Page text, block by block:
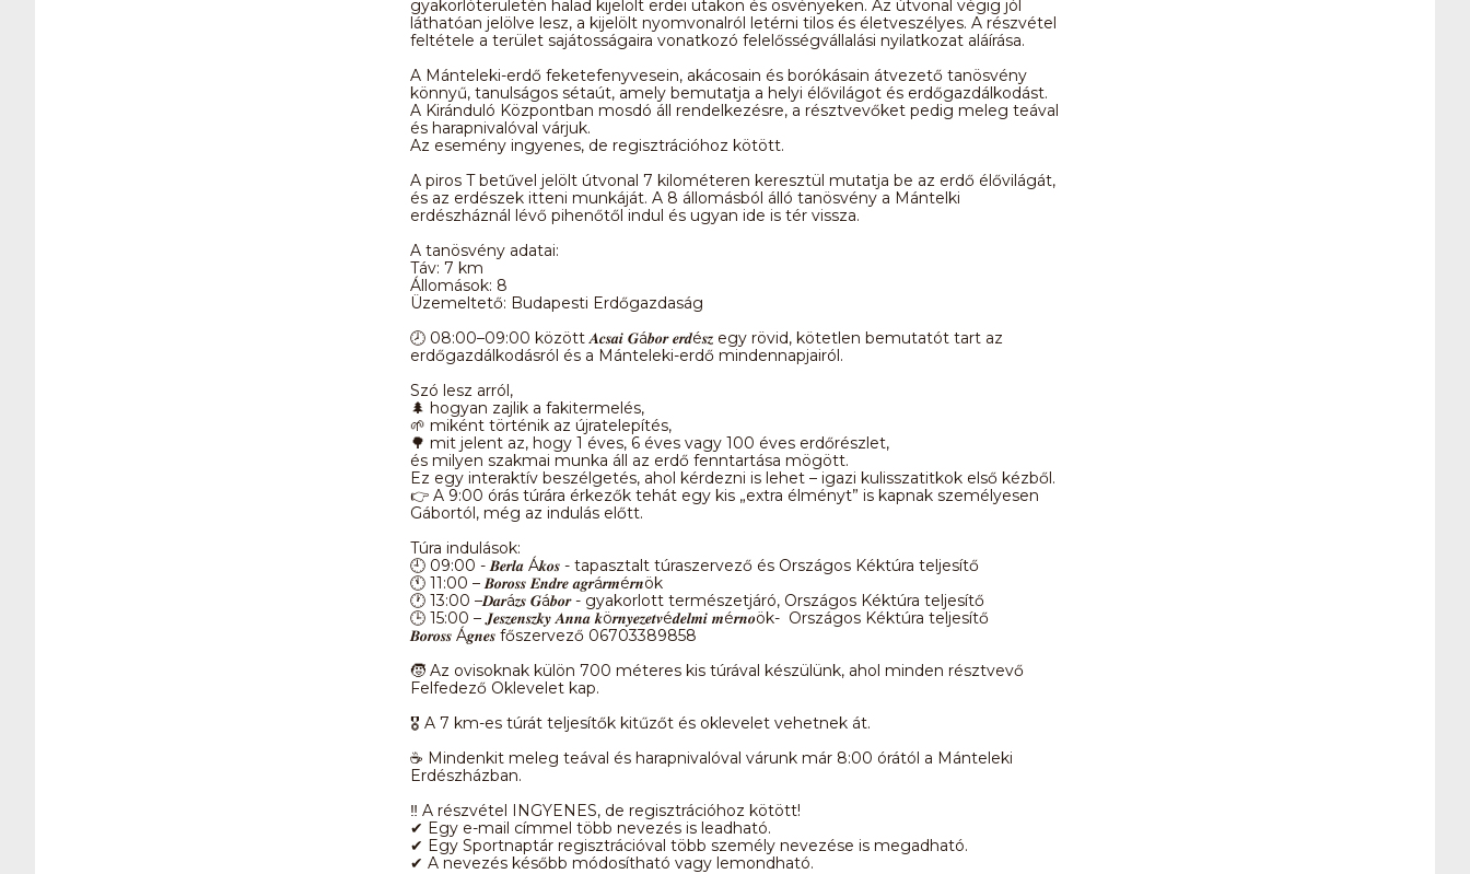
gyakorlóterületén halad kijelölt erdei utakon és ösvényeken. Az útvonal végig jól
láthatóan jelölve lesz, a kijelölt nyomvonalról letérni tilos és életveszélyes. A részvétel
feltétele a terület sajátosságaira vonatkozó felelősségvállalási nyilatkozat aláírása.
A Mánteleki-erdő feketefenyvesein, akácosain és borókásain átvezető tanösvény
könnyű, tanulságos sétaút, amely bemutatja a helyi élővilágot és erdőgazdálkodást.
A Kiránduló Központban mosdó áll rendelkezésre, a résztvevőket pedig meleg teával
és harapnivalóval várjuk.
Az esemény ingyenes, de regisztrációhoz kötött.
A piros T betűvel jelölt útvonal 7 kilométeren keresztül mutatja be az erdő élővilágát,
és az erdészek itteni munkáját. A 8 állomásból álló tanösvény a Mántelki
erdészháznál lévő pihenőtől indul és ugyan ide is tér vissza.
A tanösvény adatai:
Táv: 7 km
Állomások: 8
Üzemeltető: Budapesti Erdőgazdaság
🕗 08:00–09:00 között 𝑨𝒄𝒔𝒂𝒊 𝑮á𝒃𝒐𝒓 𝒆𝒓𝒅é𝒔𝒛 egy rövid, kötetlen bemutatót tart az
erdőgazdálkodásról és a Mánteleki-erdő mindennapjairól.
Szó lesz arról,
🌲 hogyan zajlik a fakitermelés,
🌱 miként történik az újratelepítés,
🌳 mit jelent az, hogy 1 éves, 6 éves vagy 100 éves erdőrészlet,
és milyen szakmai munka áll az erdő fenntartása mögött.
Ez egy interaktív beszélgetés, ahol kérdezni is lehet – igazi kulisszatitkok első kézből.
👉 A 9:00 órás túrára érkezők tehát egy kis „extra élményt” is kapnak személyesen
Gábortól, még az indulás előtt.
Túra indulások:
🕘 09:00 - 𝑩𝒆𝒓𝒍𝒂 Á𝒌𝒐𝒔 - tapasztalt túraszervező és Országos Kéktúra teljesítő
🕚 11:00 – 𝑩𝒐𝒓𝒐𝒔𝒔 𝑬𝒏𝒅𝒓𝒆 𝒂𝒈𝒓á𝒓𝒎é𝒓𝒏ök
🕐 13:00 –𝑫𝒂𝒓á𝒛𝒔 𝑮á𝒃𝒐𝒓 - gyakorlott természetjáró, Országos Kéktúra teljesítő
🕒 15:00 – 𝑱𝒆𝒔𝒛𝒆𝒏𝒔𝒛𝒌𝒚 𝑨𝒏𝒏𝒂 𝒌ö𝒓𝒏𝒚𝒆𝒛𝒆𝒕𝒗é𝒅𝒆𝒍𝒎𝒊 𝒎é𝒓𝒏𝒐ök- Országos Kéktúra teljesítő
𝑩𝒐𝒓𝒐𝒔𝒔 Á𝒈𝒏𝒆𝒔 főszervező 06703389858
🧒 Az ovisoknak külön 700 méteres kis túrával készülünk, ahol minden résztvevő
Felfedező Oklevelet kap.
🎖 A 7 km-es túrát teljesítők kitűzőt és oklevelet vehetnek át.
☕ Mindenkit meleg teával és harapnivalóval várunk már 8:00 órától a Mánteleki
Erdészházban.
‼️ A részvétel INGYENES, de regisztrációhoz kötött!
✔ Egy e-mail címmel több nevezés is leadható.
✔ Egy Sportnaptár regisztrációval több személy nevezése is megadható.
✔ A nevezés később módosítható vagy lemondható.